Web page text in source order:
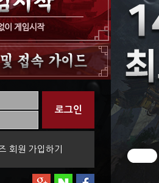
회원 가입하기